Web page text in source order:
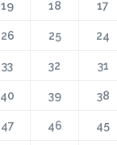
17
18
19
24
25
26
31
32
33
38
39
40
45
46
47